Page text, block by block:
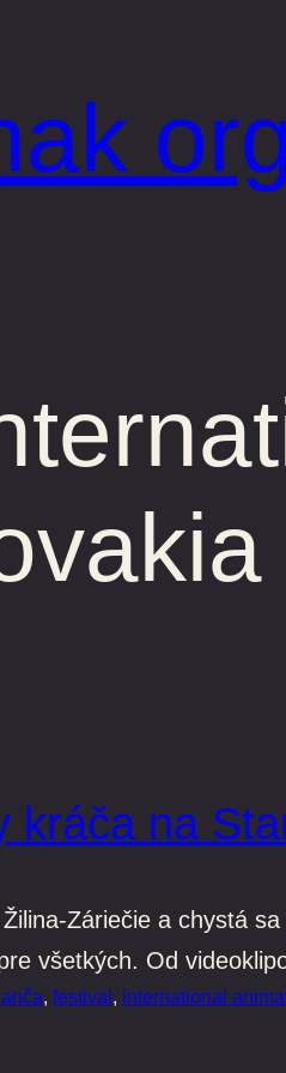
kráča na
Záriečie a chystá
všetkých. Od
, festival , international